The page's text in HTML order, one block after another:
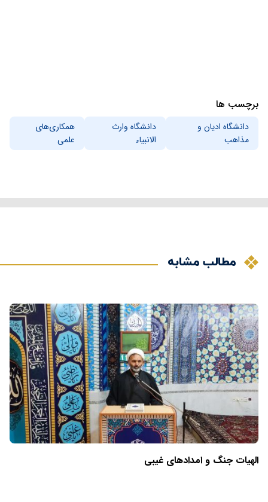
برچسب ها
دانشگاه ادیان و
مذاهب
دانشگاه وارث
الانبیاء
همکاری‌های
علمی
مطالب مشابه
الهیات جنگ و امدادهای غیبی